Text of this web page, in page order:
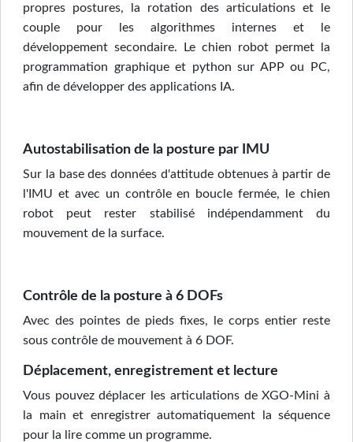
propres postures, la rotation des articulations et le
couple pour les algorithmes internes et le
développement secondaire. Le chien robot permet la
programmation graphique et python sur APP ou PC,
afin de développer des applications IA.
Autostabilisation de la posture par IMU
Sur la base des données d'attitude obtenues à partir de
l'IMU et avec un contrôle en boucle fermée, le chien
robot peut rester stabilisé indépendamment du
mouvement de la surface.
Contrôle de la posture à 6 DOFs
Avec des pointes de pieds fixes, le corps entier reste
sous contrôle de mouvement à 6 DOF.
Déplacement, enregistrement et lecture
Vous pouvez déplacer les articulations de XGO-Mini à
la main et enregistrer automatiquement la séquence
pour la lire comme un programme.